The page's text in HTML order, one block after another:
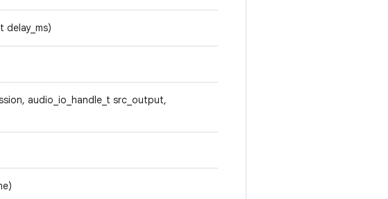
delay_ms)
audio_io_handle_t src_output,